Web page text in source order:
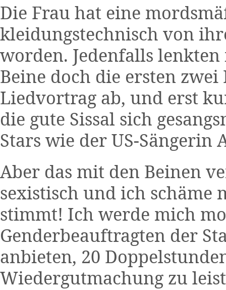
Die Frau hat eine
kleidungstechnisch von
worden. Jedenfalls
Beine doch die ersten
Liedvortrag ab, und erst
die gute Sissal sich
Stars wie der US-Sängerin
Aber das mit den Beinen
sexistisch und ich schäme
stimmt! Ich werde mich
Genderbeauftragten der
anbieten, 20
Wiedergutmachung zu